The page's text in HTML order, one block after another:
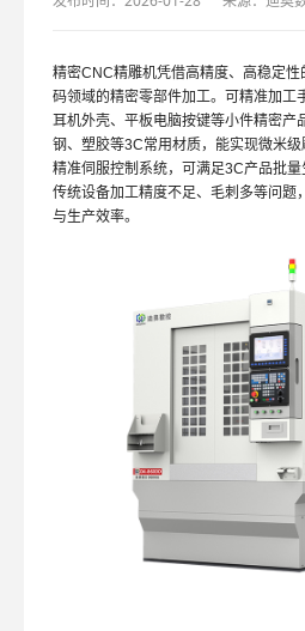
精密CNC精雕机凭借高精度、高稳定
码领域的精密零部件加工。可精准加工
耳机外壳、平板电脑按键等小件精密产
钢、塑胶等3C常用材质，能实现微米
精准伺服控制系统，可满足3C产品批
传统设备加工精度不足、毛刺多等问题
与生产效率。